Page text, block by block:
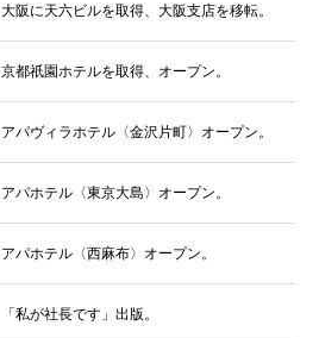
大阪に天六ビルを取得、大阪支店を移転。
京都祇園ホテルを取得、オープン。
アパヴィラホテル〈金沢片町〉オープン。
アパホテル〈東京大島〉オープン。
アパホテル〈西麻布〉オープン。
「私が社長です」出版。